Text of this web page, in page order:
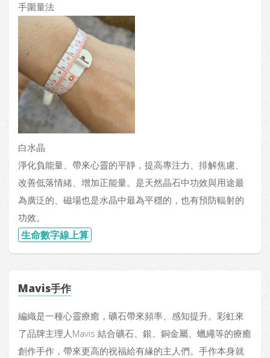
手圍量法
白水晶
淨化負能量、帶來心靈的平靜，提高專注力、排解焦慮、
改善低落情緒、增加正能量。是天然晶石中功效與用途最
為廣泛的、磁場也是水晶中最為平穩的，也有預防輻射的
功效。
生命數字線上算
Mavis手作
編織是一種心靈療癒，礦石帶來頻率、感知提升。彩虹來
了品牌主理人Mavis 結合礦石、銀、銅金屬、蠟繩等的療癒
創作手作，帶來更高的祝福給有緣的主人們。手作本身就